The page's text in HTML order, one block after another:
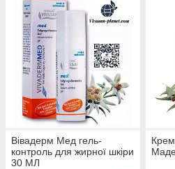
Вівадерм Мед гель-
контроль для жирної шкіри
30 МЛ